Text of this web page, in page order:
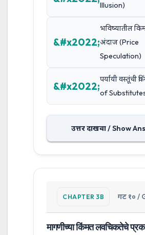
Illusion)
भविष्यातील
अंदाज (Price
Speculation)
पर्यायी वस्तूंची
of
उत्तर दाखवा / Show
CHAPTER 3B गट १० /
मागणीच्या किंमत लवचिकतेचे